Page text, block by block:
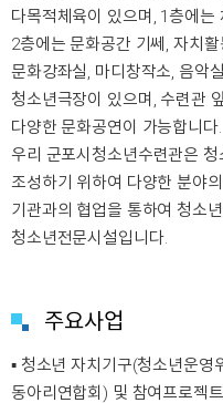
다목적체육이 있으며, 1층에는
2층에는 문화공간 기쎄, 자치
문화강좌실, 마디창작소, 음악
청소년극장이 있으며, 수련관
다양한 문화공연이 가능합니다.
우리 군포시청소년수련관은
조성하기 위하여 다양한 분야
기관과의 협업을 통하여 청소
청소년전문시설입니다.
주요사업
▪ 청소년 자치기구(청소년운영
동아리연합회) 및 참여프로젝